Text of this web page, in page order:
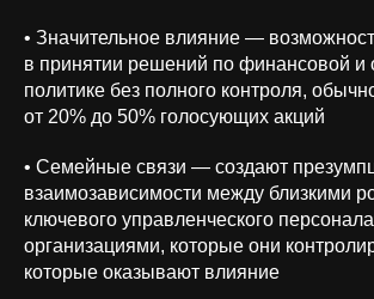
• Значительное влияние —
в принятии решений по финансовой и
политике без полного контроля,
от 20% до 50% голосующих акций
• Семейные связи — создают
взаимозависимости между близкими
ключевого управленческого
организациями, которые они
которые оказывают влияние